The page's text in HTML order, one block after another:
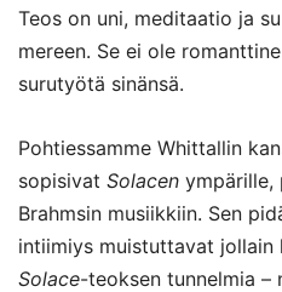
Teos on uni, meditaatio ja
mereen. Se ei ole
surutyötä sinänsä.
Pohtiessamme Whittallin
sopisivat Solacen ympärille,
Brahmsin musiikkiin. Sen
intiimiys muistuttavat jollain
Solace-teoksen tunnelmia –